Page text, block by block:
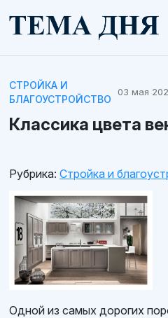
СТРОЙКА И
БЛАГОУСТРОЙСТВО
03 мая
Классика цвета
Рубрика: Стройка и
Одной из самых дорогих